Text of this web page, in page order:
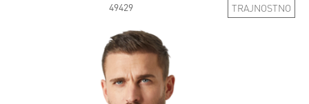
49429 TRAJNOSTNO